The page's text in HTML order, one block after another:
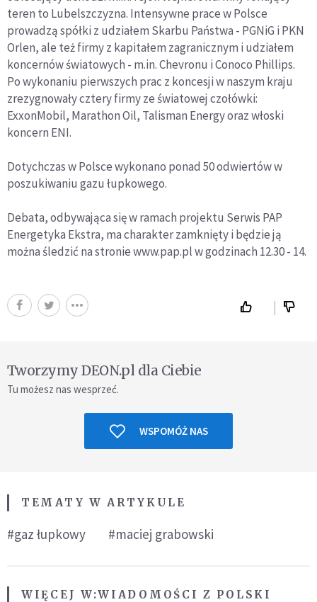
teren to Lubelszczyzna. Intensywne prace w Polsce
prowadzą spółki z udziałem Skarbu Państwa - PGNiG i PKN
Orlen, ale też firmy z kapitałem zagranicznym i udziałem
koncernów światowych - m.in. Chevronu i Conoco Phillips.
Po wykonaniu pierwszych prac z koncesji w naszym kraju
zrezygnowały cztery firmy ze światowej czołówki:
ExxonMobil, Marathon Oil, Talisman Energy oraz włoski
koncern ENI.
Dotychczas w Polsce wykonano ponad 50 odwiertów w
poszukiwaniu gazu łupkowego.
Debata, odbywająca się w ramach projektu Serwis PAP
Energetyka Ekstra, ma charakter zamknięty i będzie ją
można śledzić na stronie www.pap.pl w godzinach 12.30 - 14.
Tworzymy DEON.pl dla Ciebie
Tu możesz nas wesprzeć.
WSPOMÓŻ NAS
TEMATY W ARTYKULE
#gaz łupkowy #maciej grabowski
WIĘCEJ W:WIADOMOŚCI Z POLSKI